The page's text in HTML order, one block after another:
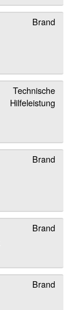
Brand
Technische
Hilfeleistung
Brand
Brand
Brand